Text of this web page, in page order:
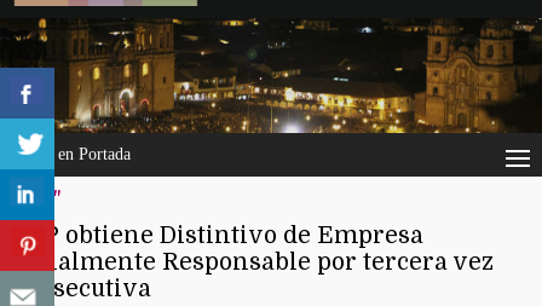
Cusco en Portada
"tgp"
TGP obtiene Distintivo de Empresa
Socialmente Responsable por tercera vez
consecutiva